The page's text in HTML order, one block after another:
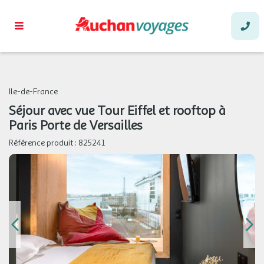
Ile-de-France
Séjour avec vue Tour Eiffel et rooftop à
Paris Porte de Versailles
Référence produit : 825241